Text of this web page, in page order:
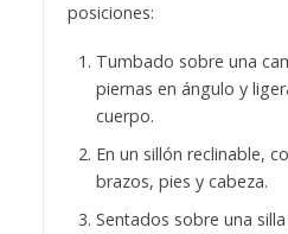
posiciones:
Tumbado sobre una
piernas en ángulo y
cuerpo.
En un sillón reclinable,
brazos, pies y cabeza.
Sentados sobre una